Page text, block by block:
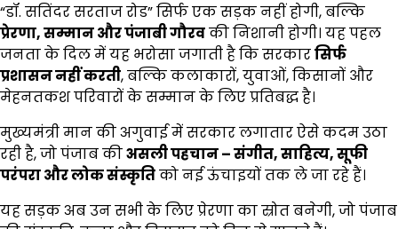
“डॉ. सतिंदर सरताज रोड” सिर्फ एक सड़क नहीं होगी, बल्कि
प्रेरणा,सम्मान और पंजाबी गौरवकी निशानी होगी। यह पहल
जनता के दिल में यह भरोसा जगाती है कि सरकारसिर्फ
प्रशासन नहीं करती, बल्कि कलाकारों, युवाओं, किसानों और
मेहनतकश परिवारों के सम्मान के लिए प्रतिबद्ध है।
मुख्यमंत्री मान की अगुवाई में सरकार लगातार ऐसे कदम उठा
रही है, जो पंजाब कीअसली पहचान–संगीत,साहित्य,सूफी
परंपरा और लोक संस्कृतिको नई ऊंचाइयों तक ले जा रहे हैं।
यह सड़क अब उन सभी के लिए प्रेरणा का स्रोत बनेगी, जो पंजाब